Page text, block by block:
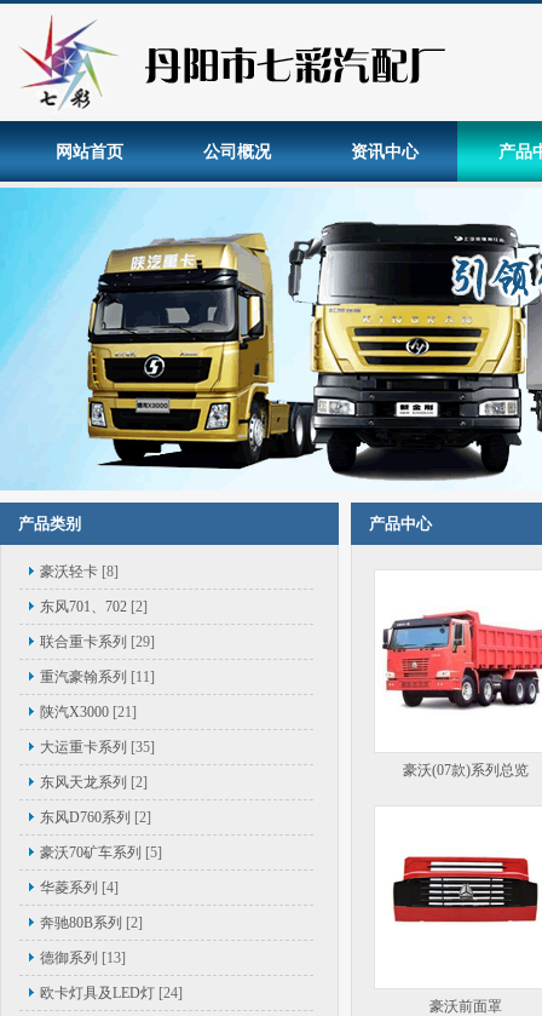
网站首页 公司概况 资讯中心 产品
产品类别
豪沃轻卡 [8]
东风701、702 [2]
联合重卡系列 [29]
重汽豪翰系列 [11]
陕汽X3000 [21]
大运重卡系列 [35]
东风天龙系列 [2]
东风D760系列 [2]
豪沃70矿车系列 [5]
华菱系列 [4]
奔驰80B系列 [2]
德御系列 [13]
欧卡灯具及LED灯 [24]
产品中心
豪沃(07款)系列总览
豪沃前面罩